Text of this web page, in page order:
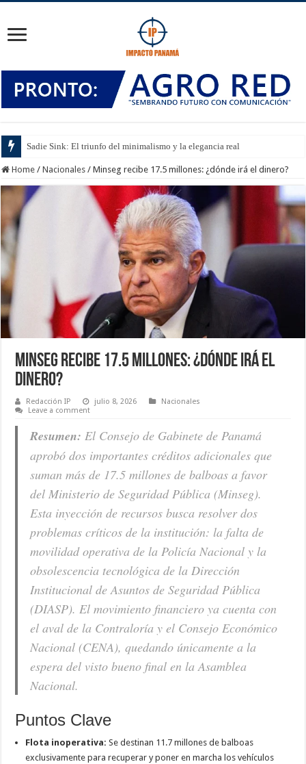
Sadie Sink: El triunfo del minimalismo y la elegancia real
Home / Nacionales / Minseg recibe 17.5 millones: ¿dónde irá el dinero?
Minseg recibe 17.5 millones: ¿dónde irá el
dinero?
Redacción IP julio 8, 2026
Nacionales
Leave a comment
Resumen: El Consejo de Gabinete de Panamá
aprobó dos importantes créditos adicionales que
suman más de 17.5 millones de balboas a favor
del Ministerio de Seguridad Pública (Minseg).
Esta inyección de recursos busca resolver dos
problemas críticos de la institución: la falta de
movilidad operativa de la Policía Nacional y la
obsolescencia tecnológica de la Dirección
Institucional de Asuntos de Seguridad Pública
(DIASP). El movimiento financiero ya cuenta con
el aval de la Contraloría y el Consejo Económico
Nacional (CENA), quedando únicamente a la
espera del visto bueno final en la Asamblea
Nacional.
Puntos Clave
Flota inoperativa: Se destinan 11.7 millones de balboas
exclusivamente para recuperar y poner en marcha los vehículos